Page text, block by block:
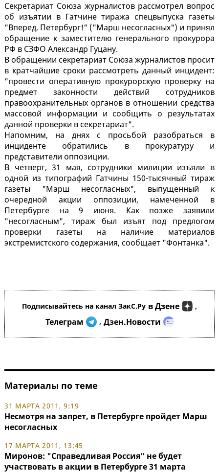
Секретариат Союза журналистов рассмотрел вопрос
об изъятии в Гатчине тиража спецвыпуска газеты
"Вперед, Петербург!" ("Марш несогласных") и принял
обращение к заместителю генерального прокурора
РФ в СЗФО Александр Гуцану.
В обращении секретариат Союза журналистов просит
в кратчайшие сроки рассмотреть данный инцидент:
"провести оперативную прокурорскую проверку на
предмет законности действий сотрудников
правоохранительных органов в отношении средства
массовой информации и сообщить о результатах
данной проверки в секретариат".
Напомним, на днях с просьбой разобраться в
инциденте обратились в прокуратуру и
представители оппозиции.
В четверг, 31 мая, сотрудники милиции изъяли в
одной из типографий Гатчины 150-тысячный тираж
газеты "Марш несогласных", выпущенный к
очередной акции оппозиции, намеченной в
Петербурге на 9 июня. Как позже заявили
"несогласным", тираж был изъят под предлогом
проверки газеты на наличие материалов
экстремистского содержания, сообщает "Фонтанка".
Подписывайтесь на канал ЗакС.Ру в Дзене ,
Телеграм , Дзен.Новости
Материалы по теме
31 МАРТА 2011, 9:19
Несмотря на запрет, в Петербурге пройдет Марш
несогласных
17 МАРТА 2011, 13:45
Миронов: "Справедливая Россия" не будет
участвовать в акции в Петербурге 31 марта